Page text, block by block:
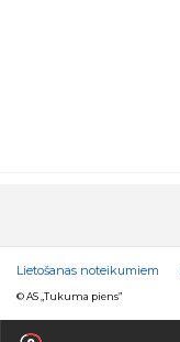
Lietošanas noteikumiem
© AS „Tukuma piens”